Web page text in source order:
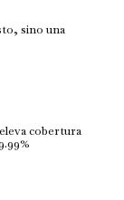
sino una
cobertura